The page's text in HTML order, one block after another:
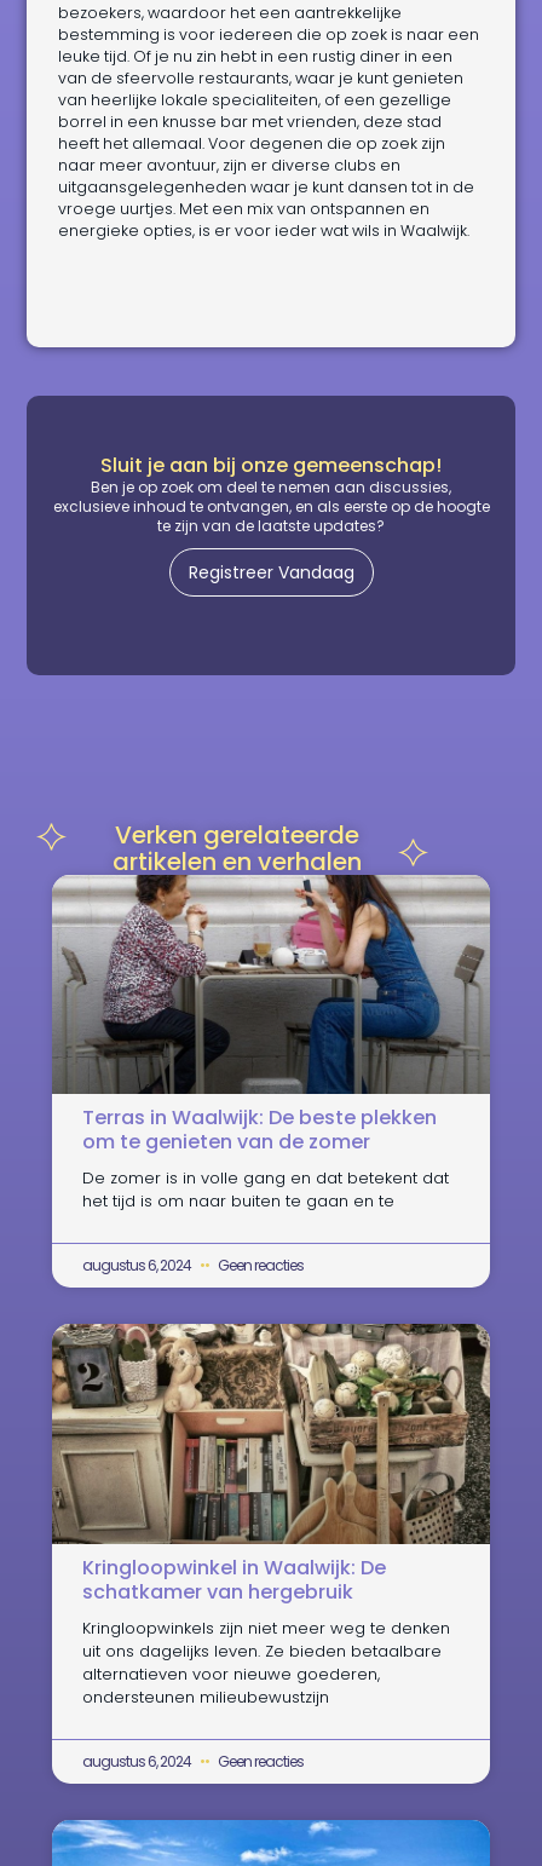
bezoekers, waardoor het een aantrekkelijke
bestemming is voor iedereen die op zoek is naar een
leuke tijd. Of je nu zin hebt in een rustig diner in een
van de sfeervolle restaurants, waar je kunt genieten
van heerlijke lokale specialiteiten, of een gezellige
borrel in een knusse bar met vrienden, deze stad
heeft het allemaal. Voor degenen die op zoek zijn
naar meer avontuur, zijn er diverse clubs en
uitgaansgelegenheden waar je kunt dansen tot in de
vroege uurtjes. Met een mix van ontspannen en
energieke opties, is er voor ieder wat wils in Waalwijk.
Sluit je aan bij onze gemeenschap!
Ben je op zoek om deel te nemen aan discussies,
exclusieve inhoud te ontvangen, en als eerste op de hoogte
te zijn van de laatste updates?
Registreer Vandaag
Verken gerelateerde
artikelen en verhalen
Terras in Waalwijk: De beste plekken
om te genieten van de zomer
De zomer is in volle gang en dat betekent dat
het tijd is om naar buiten te gaan en te
augustus 6, 2024 Geen reacties
Kringloopwinkel in Waalwijk: De
schatkamer van hergebruik
Kringloopwinkels zijn niet meer weg te denken
uit ons dagelijks leven. Ze bieden betaalbare
alternatieven voor nieuwe goederen,
ondersteunen milieubewustzijn
augustus 6, 2024 Geen reacties